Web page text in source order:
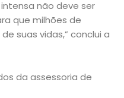
não deve ser
que milhões de
suas vidas,” conclui a
da assessoria de